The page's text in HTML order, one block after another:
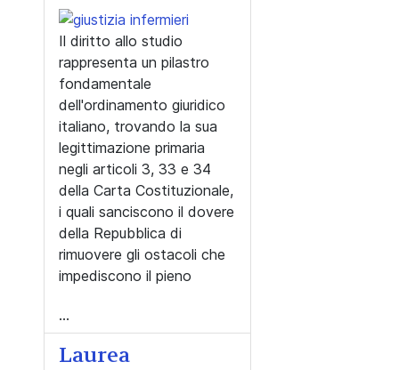
Il diritto allo studio
rappresenta un pilastro
fondamentale
dell'ordinamento giuridico
italiano, trovando la sua
legittimazione primaria
negli articoli 3, 33 e 34
della Carta Costituzionale,
i quali sanciscono il dovere
della Repubblica di
rimuovere gli ostacoli che
impediscono il pieno
...
Laurea